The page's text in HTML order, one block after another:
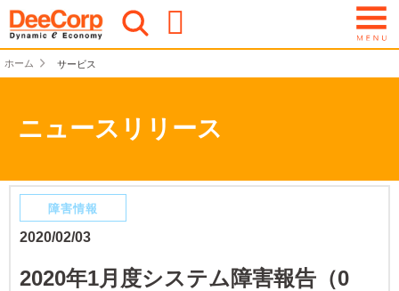
ホーム サービス
ニュースリリース
障害情報
2020/02/03
2020年1月度システム障害報告（0